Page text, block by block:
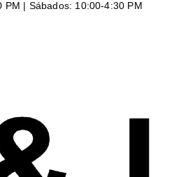
PM | Sábados: 10:00-4:30 PM